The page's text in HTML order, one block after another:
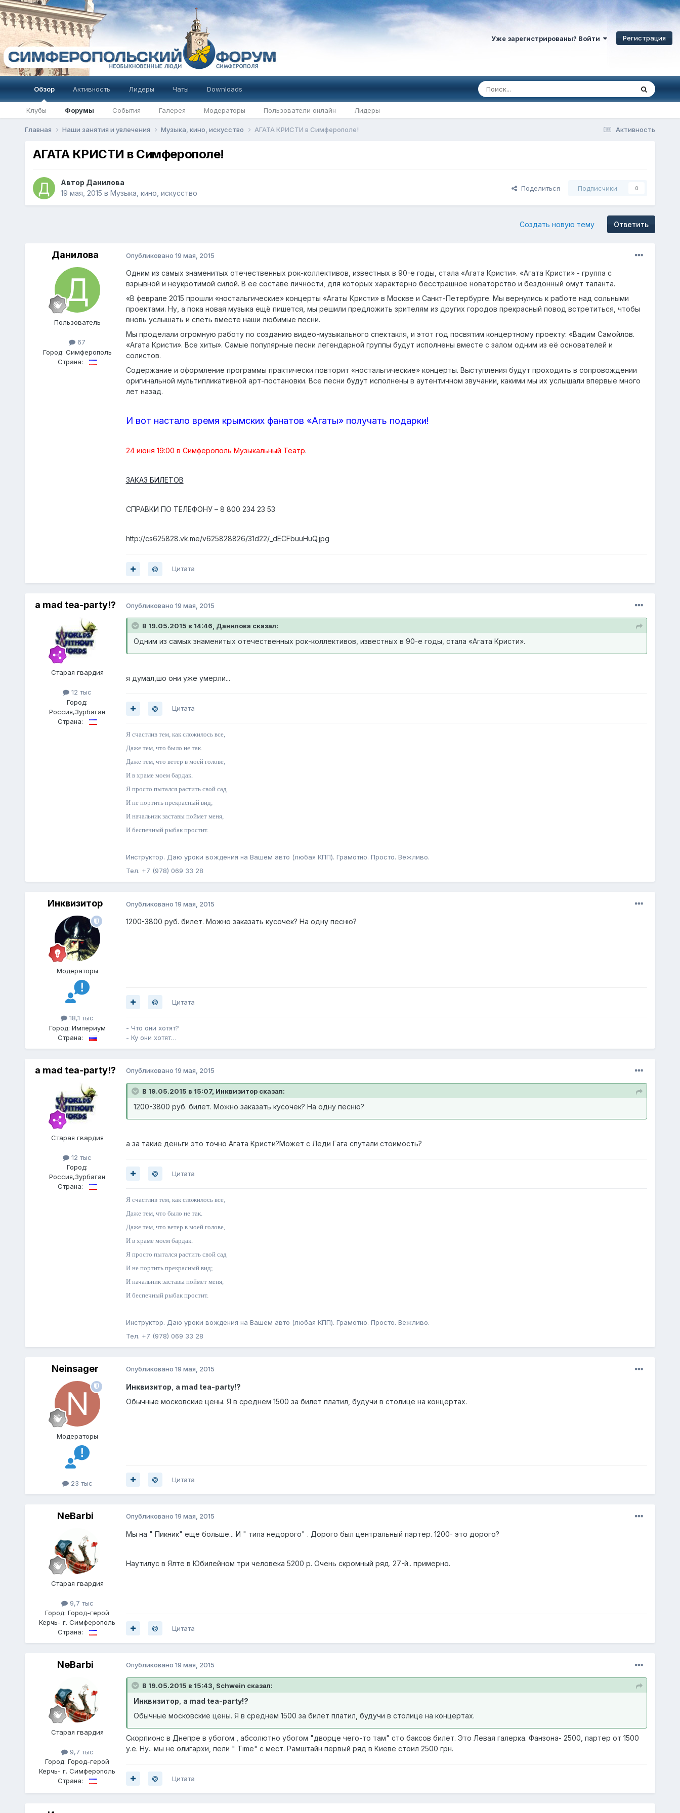
Уже зарегистрированы? Войти Регистрация
Обзор
Клубы Форумы События Галерея Модераторы Пользователи онлайн Лидеры
Активность Лидеры Чаты Downloads
Активность
Главная Наши занятия и увлечения Музыка, кино, искусство АГАТА КРИСТИ в Симферополе!
АГАТА КРИСТИ в Симферополе!
Автор Данилова
19 мая, 2015 в Музыка, кино, искусство
Поделиться Подписчики 0
Ответить
Создать новую тему
Данилова
Пoльзователь
67
Город: Симферополь
Страна:
Опубликовано 19 мая, 2015
Одним из самых знаменитых отечественных рок-коллективов, известных в 90-е годы, стала «Агата Кристи». «Агата Кристи» - группа с
взрывной и неукротимой силой. В ее составе личности, для которых характерно бесстрашное новаторство и бездонный омут таланта.
«В феврале 2015 прошли «ностальгические» концерты «Агаты Кристи» в Москве и Санкт-Петербурге. Мы вернулись к работе над сольными
проектами. Ну, а пока новая музыка ещё пишется, мы решили предложить зрителям из других городов прекрасный повод встретиться, чтобы
вновь услышать и спеть вместе наши любимые песни.
Мы проделали огромную работу по созданию видео-музыкального спектакля, и этот год посвятим концертному проекту: «Вадим Самойлов.
«Агата Кристи». Все хиты». Самые популярные песни легендарной группы будут исполнены вместе с залом одним из её основателей и
солистов.
Содержание и оформление программы практически повторит «ностальгические» концерты. Выступления будут проходить в сопровождении
оригинальной мультипликативной арт-постановки. Все песни будут исполнены в аутентичном звучании, какими мы их услышали впервые много
лет назад.
И вот настало время крымских фанатов «Агаты» получать подарки!
24 июня 19:00 в Симферополь Музыкальный Театр.
ЗАКАЗ БИЛЕТОВ
СПРАВКИ ПО ТЕЛЕФОНУ – 8 800 234 23 53
http://cs625828.vk.me/v625828826/31d22/_dECFbuuHuQ.jpg
Цитата
a mad tea-party!?
Старая гвардия
12 тыс
Город:
Россия,Зурбаган
Страна:
Опубликовано 19 мая, 2015
В 19.05.2015 в 14:46, Данилова сказал:
Одним из самых знаменитых отечественных рок-коллективов, известных в 90-е годы, стала «Агата Кристи».
я думал,шо они уже умерли...
Цитата
Я счастлив тем, как сложилось все,
Даже тем, что было не так.
Даже тем, что ветер в моей голове,
И в храме моем бардак.
Я просто пытался растить свой сад
И не портить прекрасный вид;
И начальник заставы поймет меня,
И беспечный рыбак простит.
Инструктор. Даю уроки вождения на Вашем авто (любая КПП). Грамотно. Просто. Вежливо.
Тел. +7 (978) 069 33 28
Инквизитор
Модераторы
18,1 тыс
Город: Империум
Страна:
Опубликовано 19 мая, 2015
1200-3800 руб. билет. Можно заказать кусочек? На одну песню?
Цитата
- Что они хотят?
- Ку они хотят…
a mad tea-party!?
Старая гвардия
12 тыс
Город:
Россия,Зурбаган
Страна:
Опубликовано 19 мая, 2015
В 19.05.2015 в 15:07, Инквизитор сказал:
1200-3800 руб. билет. Можно заказать кусочек? На одну песню?
а за такие деньги это точно Агата Кристи?Может с Леди Гага спутали стоимость?
Цитата
Я счастлив тем, как сложилось все,
Даже тем, что было не так.
Даже тем, что ветер в моей голове,
И в храме моем бардак.
Я просто пытался растить свой сад
И не портить прекрасный вид;
И начальник заставы поймет меня,
И беспечный рыбак простит.
Инструктор. Даю уроки вождения на Вашем авто (любая КПП). Грамотно. Просто. Вежливо.
Тел. +7 (978) 069 33 28
Neinsager
Модераторы
23 тыс
Опубликовано 19 мая, 2015
Инквизитор a mad tea-party!?
Обычные московские цены. Я в среднем 1500 за билет платил, будучи в столице на концертах.
Цитата
NeBarbi
Старая гвардия
9,7 тыс
Город:Город-герой
Керчь- г. Симферополь
Страна:
Опубликовано 19 мая, 2015
Мы на " Пикник" еще больше... И " типа недорого" . Дорого был центральный партер. 1200- это дорого?
Наутилус в Ялте в Юбилейном три человека 5200 р. Очень скромный ряд. 27-й.. примерно.
Цитата
NeBarbi
Старая гвардия
9,7 тыс
Город:Город-герой
Керчь- г. Симферополь
Страна:
Опубликовано 19 мая, 2015
В 19.05.2015 в 15:43, Schwein сказал:
Инквизитор a mad tea-party!?
Обычные московские цены. Я в среднем 1500 за билет платил, будучи в столице на концертах.
Скорпионс в Днепре в убогом , абсолютно убогом "дворце чего-то там" сто баксов билет. Это Левая галерка. Фанзона- 2500, партер от 1500
у.е. Ну.. мы не олигархи, пели " Time" с мест. Рамштайн первый ряд в Киеве стоил 2500 грн.
Цитата